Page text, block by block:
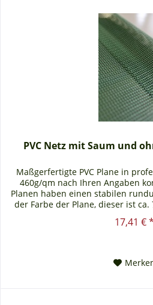
PVC Netz mit Saum und
Maßgerfertigte PVC Plane in
460g/qm nach Ihren Angaben
Planen haben einen stabilen
der Farbe der Plane, dieser ist ca.
17,41 € *